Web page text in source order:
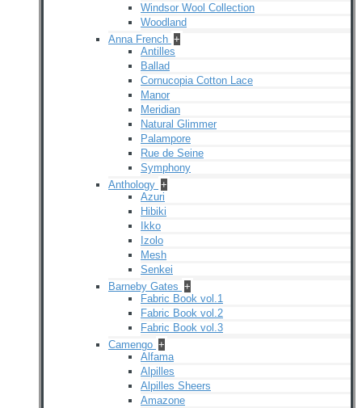
Windsor Wool Collection
Woodland
Anna French +
Antilles
Ballad
Cornucopia Cotton Lace
Manor
Meridian
Natural Glimmer
Palampore
Rue de Seine
Symphony
Anthology +
Azuri
Hibiki
Ikko
Izolo
Mesh
Senkei
Barneby Gates +
Fabric Book vol.1
Fabric Book vol.2
Fabric Book vol.3
Camengo +
Alfama
Alpilles
Alpilles Sheers
Amazone